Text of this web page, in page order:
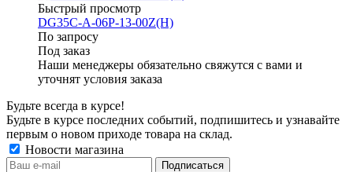
Быстрый просмотр
DG35C-A-06P-13-00Z(H)
По запросу
Под заказ
Наши менеджеры обязательно свяжутся с вами и
уточнят условия заказа
Будьте всегда в курсе!
Будьте в курсе последних событий, подпишитесь и узнавайте
первым о новом приходе товара на склад.
Новости магазина